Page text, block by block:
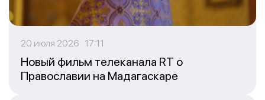
20 июля 2026 17:11
Новый фильм телеканала RT о
Православии на Мадагаскаре